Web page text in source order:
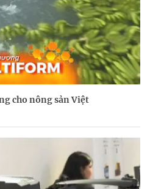
cho nông sản Việt